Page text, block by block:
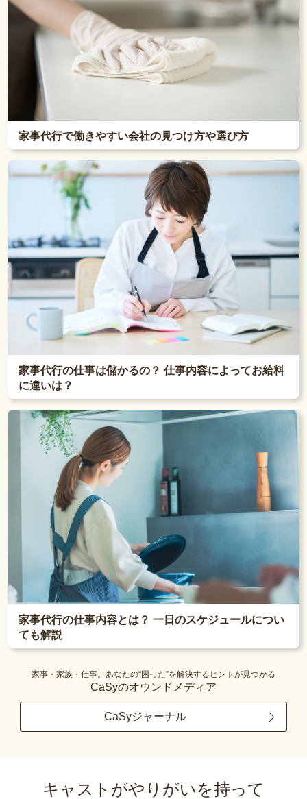
家事代行で働きやすい会社の見つけ方や選び方
家事代行の仕事は儲かるの？ 仕事内容によってお給料
に違いは？
家事代行の仕事内容とは？ 一日のスケジュールについ
ても解説
家事・家族・仕事。あなたの“困った”を解決するヒントが見つかる
CaSyのオウンドメディア
CaSyジャーナル
キャストがやりがいを持って